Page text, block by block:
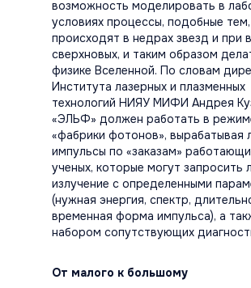
возможность моделировать в
условиях процессы, подобные
происходят в недрах звезд и при
сверхновых, и таким образом
физике Вселенной. По словам
Института лазерных и плазменных
технологий НИЯУ МИФИ Андрея
«ЭЛЬФ» должен работать в
«фабрики фотонов», вырабатывая
импульсы по «заказам»
ученых, которые могут запросить
излучение с определенными
(нужная энергия, спектр,
временная форма импульса), а
набором сопутствующих
От малого к большому